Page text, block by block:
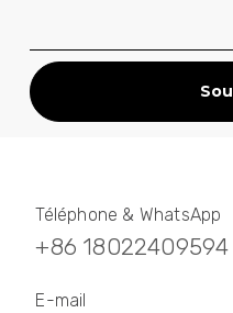
Téléphone & WhatsApp
+86 18022409594
E-mail